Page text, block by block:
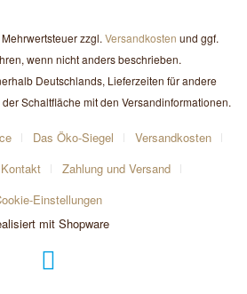
zzgl. Versandkosten und ggf.
wenn nicht anders beschrieben.
Deutschlands, Lieferzeiten für andere
Schaltfläche mit den Versandinformationen.
Das Öko-Siegel
Versandkosten
Kontakt
Zahlung und Versand
Einstellungen
mit Shopware